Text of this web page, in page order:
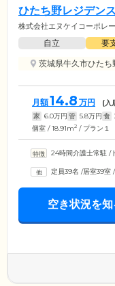
ひたち野レジデンス
株式会社エヌケイコーポレ
自立 要
茨城県牛久市ひた
月額14.8 万円 (入
家 6.0万円 管 5.8万円 食
個室 / 18.91m2 / プラン１
24時間介護士常駐 /
定員39名 /居室39室 /
空き状況を知